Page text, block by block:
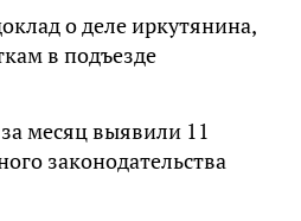
о деле иркутянина,
в подъезде
месяц выявили 11
законодательства